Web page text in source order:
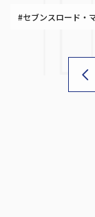
#セブンスロード・